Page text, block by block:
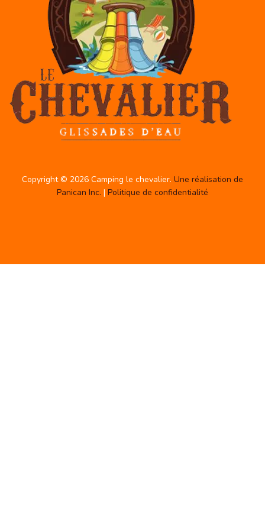
Copyright © 2026 Camping le chevalier. Une réalisation de
Panican Inc. | Politique de confidentialité